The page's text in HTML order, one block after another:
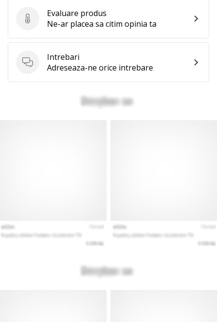
Evaluare produs
Evaluare produs
Ne-ar placea sa citim opinia ta
Intrebari
Intrebari
Adreseaza-ne orice intrebare